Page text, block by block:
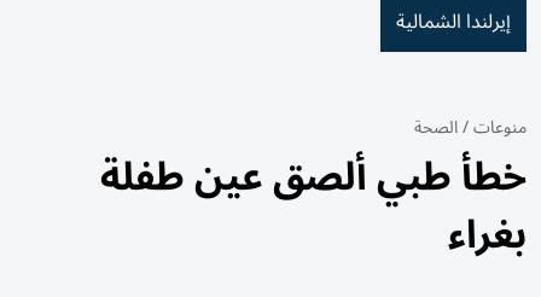
إيرلندا الشمالية
منوعات/الصحة
خطأ طبي ألصق عين طفلة
بغراء